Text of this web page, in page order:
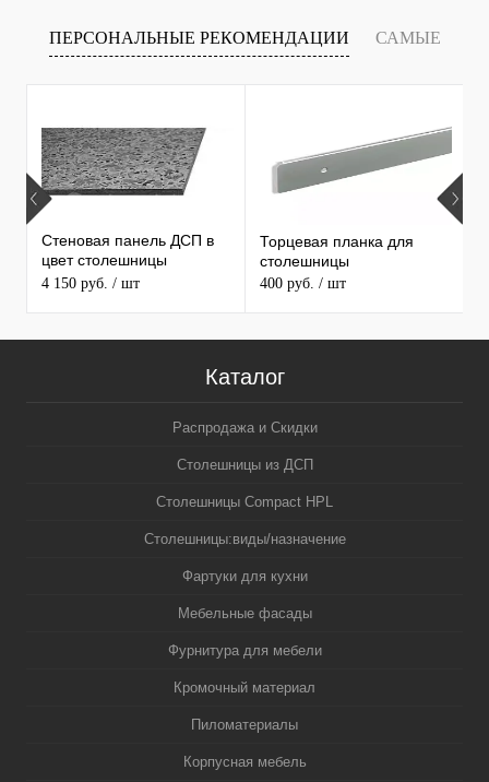
ПЕРСОНАЛЬНЫЕ РЕКОМЕНДАЦИИ САМЫЕ
ПРОДАВАЕМЫЕ ТОВАРЫ
Стеновая панель ДСП в
цвет столешницы
MAERSS
4 150 руб. / шт
Торцевая планка для
столешницы
400 руб. / шт
Каталог
Распродажа и Скидки
Столешницы из ДСП
Столешницы Compact HPL
Столешницы:виды/назначение
Фартуки для кухни
Мебельные фасады
Фурнитура для мебели
Кромочный материал
Пиломатериалы
Корпусная мебель